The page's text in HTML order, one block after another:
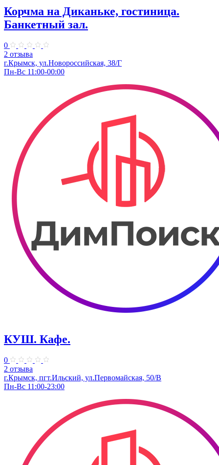
Корчма на Диканьке, гостиница.
Банкетный зал.
0
2 отзыва
г.Крымск, ул.Новороссийская, 38/Г
Пн-Вс 11:00-00:00
КУШ. Кафе.
0
2 отзыва
г.Крымск, пгт.Ильский, ул.Первомайская, 50/В
Пн-Вс 11:00-23:00